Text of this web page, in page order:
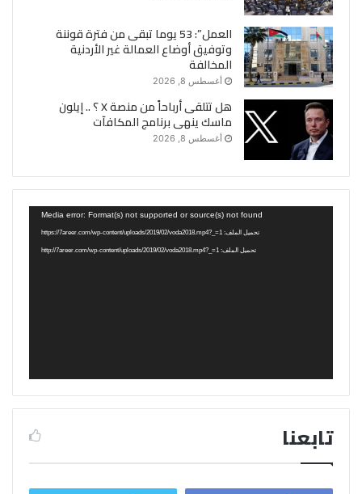
العمل”: 53 يوما تبقى من فترة قوننة
وتوفيق أوضاع العمالة غير الأردنية
المخالفة
أغسطس 8, 2026
هل تتلقى أرباحاً من منصة X ؟ .. إيلون
ماسك ينهى برنامج المكافآت
أغسطس 8, 2026
Media error: Format(s) not supported or source(s) not found
تحميل الملف: https://7areer.com/wp-content/uploads/2019/02/voda2018.mp4?_=1
تحميل الملف: http://7areer.com/wp-content/uploads/2019/02/voda2018.mp4?_=1
تابعنا